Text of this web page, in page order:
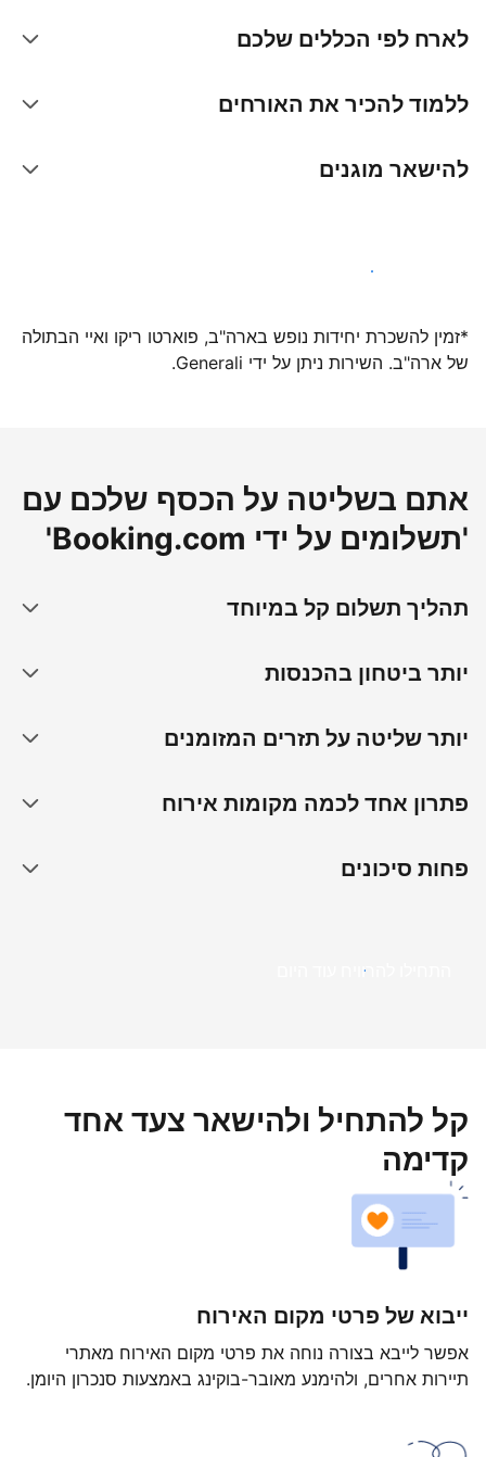
לארח לפי הכללים שלכם
ללמוד להכיר את האורחים
להישאר מוגנים
הצטרפו אלינו עוד היום
*זמין להשכרת יחידות נופש בארה"ב, פוארטו ריקו ואיי הבתולה
של ארה"ב. השירות ניתן על ידי Generali.
אתם בשליטה על הכסף שלכם עם
'תשלומים על ידי Booking.com'
תהליך תשלום קל במיוחד
יותר ביטחון בהכנסות
יותר שליטה על תזרים המזומנים
פתרון אחד לכמה מקומות אירוח
פחות סיכונים
התחילו להרוויח עוד היום
קל להתחיל ולהישאר צעד אחד
קדימה
ייבוא של פרטי מקום האירוח
אפשר לייבא בצורה נוחה את פרטי מקום האירוח מאתרי
תיירות אחרים, ולהימנע מאובר-בוקינג באמצעות סנכרון היומן.